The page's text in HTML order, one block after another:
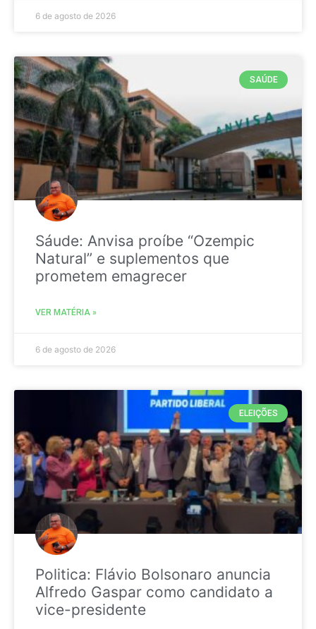
6 de agosto de 2026
SAÚDE
Sáude: Anvisa proíbe “Ozempic
Natural” e suplementos que
prometem emagrecer
VER MATÉRIA »
6 de agosto de 2026
ELEIÇÕES
Politica: Flávio Bolsonaro anuncia
Alfredo Gaspar como candidato a
vice-presidente